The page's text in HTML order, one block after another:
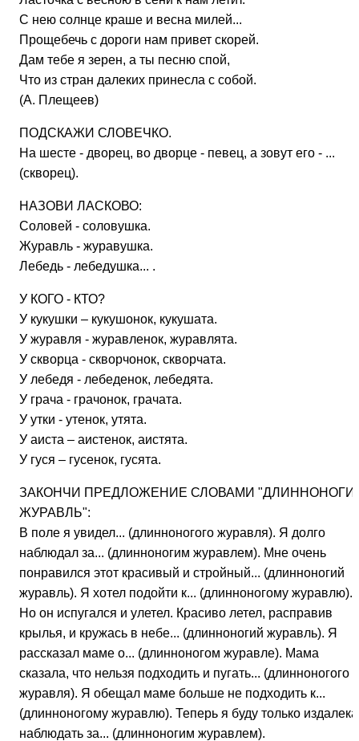
С нею солнце краше и весна милей...
Прощебечь с дороги нам привет скорей.
Дам тебе я зерен, а ты песню спой,
Что из стран далеких принесла с собой.
(А. Плещеев)
ПОДСКАЖИ СЛОВЕЧКО.
На шесте - дворец, во дворце - певец, а зовут его - ...
(скворец).
НАЗОВИ ЛАСКОВО:
Соловей - соловушка.
Журавль - журавушка.
Лебедь - лебедушка... .
У КОГО - КТО?
У кукушки – кукушонок, кукушата.
У журавля - журавленок, журавлята.
У скворца - скворчонок, скворчата.
У лебедя - лебеденок, лебедята.
У грача - грачонок, грачата.
У утки - утенок, утята.
У аиста – аистенок, аистята.
У гуся – гусенок, гусята.
ЗАКОНЧИ ПРЕДЛОЖЕНИЕ СЛОВАМИ
ЖУРАВЛЬ":
В поле я увидел... (длинноногого журавля). Я долго
наблюдал за... (длинноногим журавлем). Мне очень
понравился этот красивый и стройный... (длинноногий
журавль). Я хотел подойти к... (длинноногому журавлю).
Но он испугался и улетел. Красиво летел, расправив
крылья, и кружась в небе... (длинноногий журавль). Я
рассказал маме о... (длинноногом журавле). Мама
сказала, что нельзя подходить и пугать... (длинноногого
журавля). Я обещал маме больше не подходить к...
(длинноногому журавлю). Теперь я буду только издалека
наблюдать за... (длинноногим журавлем).